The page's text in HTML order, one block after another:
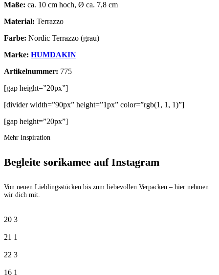
Maße: ca. 10 cm hoch, Ø ca. 7,8 cm
Material: Terrazzo
Farbe: Nordic Terrazzo (grau)
Marke: HUMDAKIN
Artikelnummer: 775
[gap height=”20px”]
[divider width=”90px” height=”1px” color=”rgb(1, 1, 1)”]
[gap height=”20px”]
Mehr Inspiration
Begleite sorikamee auf Instagram
Von neuen Lieblingsstücken bis zum liebevollen Verpacken – hier nehmen
wir dich mit.
20 3
21 1
22 3
16 1